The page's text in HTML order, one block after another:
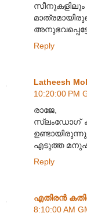
Reply
Latheesh
10:20:00 PM
രാജേ,
സ്ലംഡോഗ്
എടുത്ത
Reply
എതിരന്‍
8:10:00 AM